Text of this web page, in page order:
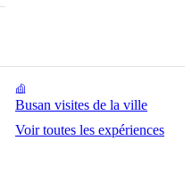
Busan visites de la ville
Voir toutes les expériences